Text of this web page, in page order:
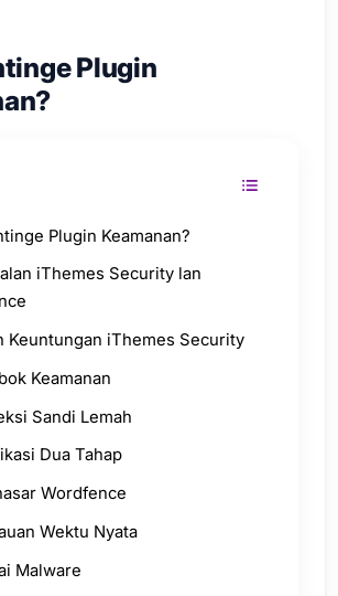
Plugin
Plugin Keamanan?
iThemes Security lan
Keuntungan iThemes Security
Keamanan
Sandi Lemah
Dua Tahap
Wordfence
Wektu Nyata
Malware